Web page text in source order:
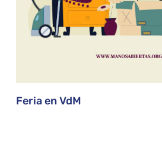
Feria en VdM